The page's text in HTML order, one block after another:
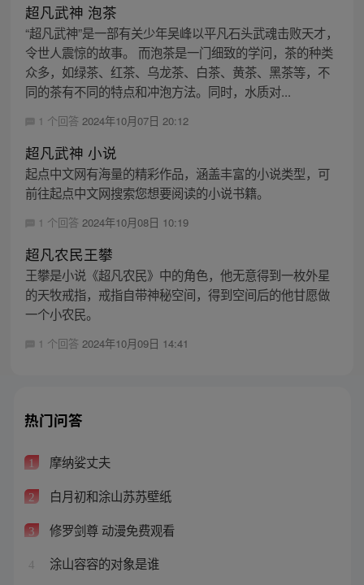
超凡武神 泡茶
“超凡武神”是一部有关少年吴峰以平凡石头武魂击败天才，
令世人震惊的故事。 而泡茶是一门细致的学问，茶的种类
众多，如绿茶、红茶、乌龙茶、白茶、黄茶、黑茶等，不
同的茶有不同的特点和冲泡方法。同时，水质对...
1 个回答 2024年10月07日 20:12
超凡武神 小说
起点中文网有海量的精彩作品，涵盖丰富的小说类型，可
前往起点中文网搜索您想要阅读的小说书籍。
1 个回答 2024年10月08日 10:19
超凡农民王攀
王攀是小说《超凡农民》中的角色，他无意得到一枚外星
的天牧戒指，戒指自带神秘空间，得到空间后的他甘愿做
一个小农民。
1 个回答 2024年10月09日 14:41
热门问答
1 摩纳娑丈夫
2 白月初和涂山苏苏壁纸
3 修罗剑尊 动漫免费观看
4 涂山容容的对象是谁